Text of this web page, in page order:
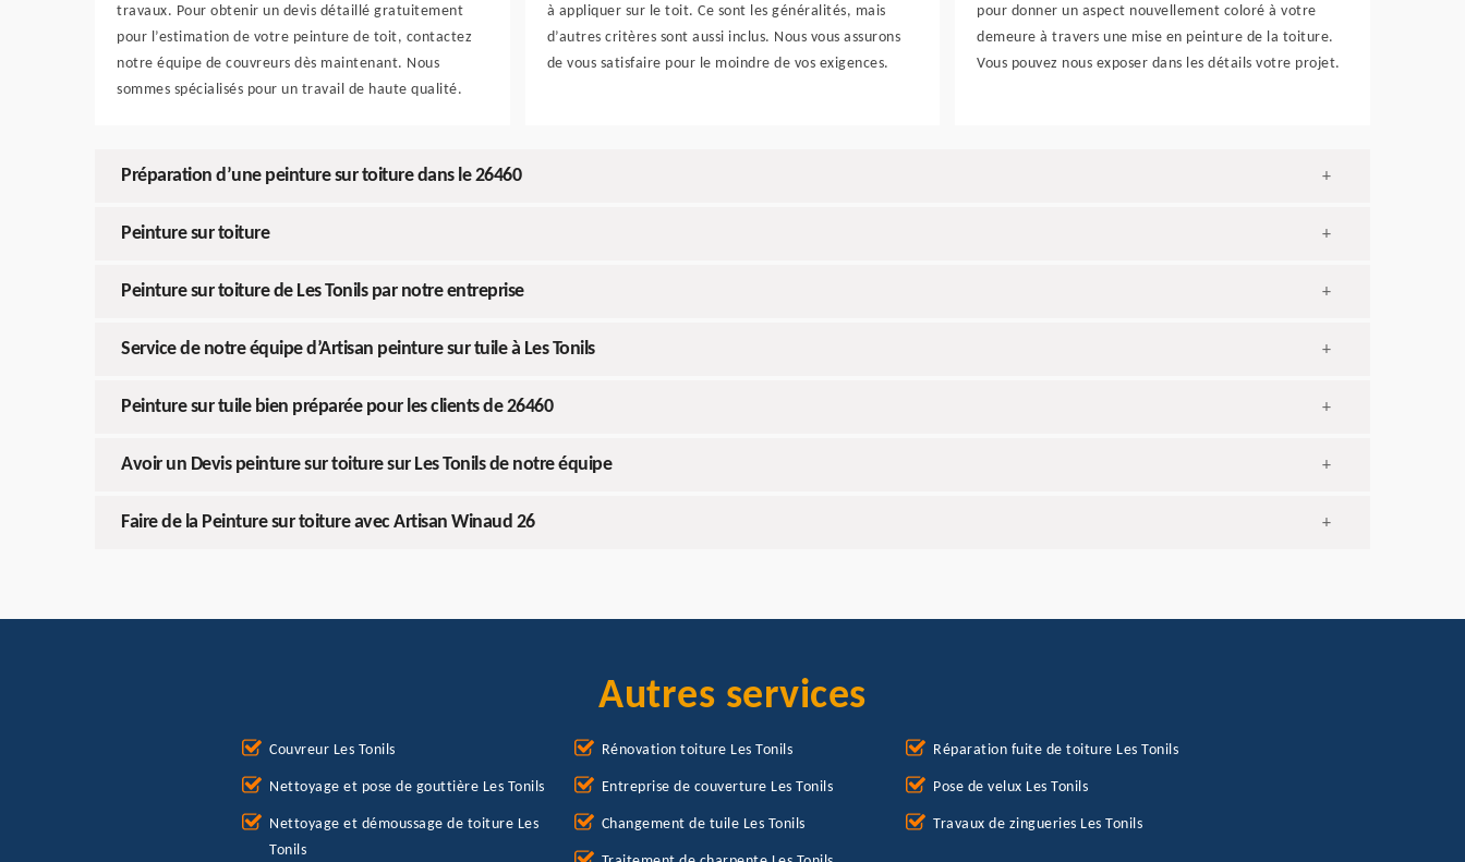
travaux. Pour obtenir un devis détaillé gratuitement
pour l’estimation de votre peinture de toit, contactez
notre équipe de couvreurs dès maintenant. Nous
sommes spécialisés pour un travail de haute qualité.
à appliquer sur le toit. Ce sont les généralités, mais
d’autres critères sont aussi inclus. Nous vous assurons
de vous satisfaire pour le moindre de vos exigences.
pour donner un aspect nouvellement coloré à votre
demeure à travers une mise en peinture de la toiture.
Vous pouvez nous exposer dans les détails votre projet.
Préparation d’une peinture sur toiture dans le 26460 +
Peinture sur toiture +
Peinture sur toiture de Les Tonils par notre entreprise +
Service de notre équipe d’Artisan peinture sur tuile à Les Tonils +
Peinture sur tuile bien préparée pour les clients de 26460 +
Avoir un Devis peinture sur toiture sur Les Tonils de notre équipe +
Faire de la Peinture sur toiture avec Artisan Winaud 26 +
Autres services
Couvreur Les Tonils
Nettoyage et pose de gouttière Les Tonils
Nettoyage et démoussage de toiture Les
Tonils
Rénovation toiture Les Tonils
Entreprise de couverture Les Tonils
Changement de tuile Les Tonils
Réparation fuite de toiture Les Tonils
Pose de velux Les Tonils
Travaux de zingueries Les Tonils